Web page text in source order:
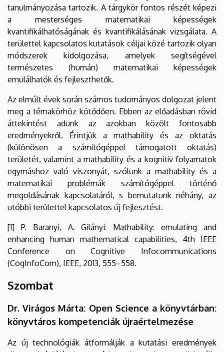
tanulmányozása tartozik. A tárgykör fontos részét képezi
a mesterséges matematikai képességek
kvantifikálhatóságának és kvantifikálásának vizsgálata. A
területtel kapcsolatos kutatások céljai közé tartozik olyan
módszerek kidolgozása, amelyek segítségével
természetes (humán) matematikai képességek
emulálhatók és fejleszthetők.
Az elmúlt évek során számos tudományos dolgozat jelent
meg a témakörhöz kötődően. Ebben az előadásban rövid
áttekintést adunk az azokban közölt fontosabb
eredményekről. Érintjük a mathability és az oktatás
(különösen a számítógéppel támogatott oktatás)
területét, valamint a mathability és a kognitív folyamatok
egymáshoz való viszonyát, szólunk a mathability és a
matematikai problémák számítógéppel történő
megoldásának kapcsolatáról, s bemutatunk néhány, az
utóbbi területtel kapcsolatos új fejlesztést.
[1] P. Baranyi, A. Gilányi: Mathability: emulating and
enhancing human mathematical capabilities, 4th IEEE
Conference on Cognitive Infocommunications
(CogInfoCom), IEEE, 2013, 555–558.
Szombat
Dr. Virágos Márta: Open Science a könyvtárban:
könyvtáros kompetenciák újraértelmezése
Az új technológiák átformálják a kutatási eredmények